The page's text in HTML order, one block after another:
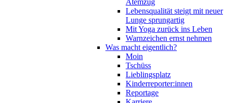
Atemzug
Lebensqualität steigt mit neuer
Lunge sprungartig
Mit Yoga zurück ins Leben
Warnzeichen ernst nehmen
Was macht eigentlich?
Moin
Tschüss
Lieblingsplatz
Kinderreporter:innen
Reportage